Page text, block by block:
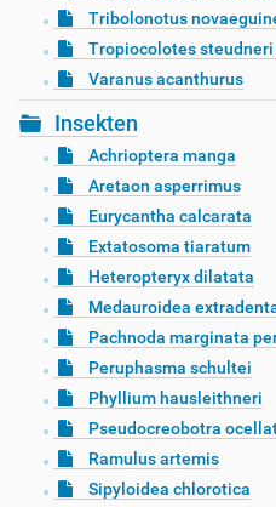
Tribolonotus
Tropiocolotes
Varanus acanthurus
Insekten
Achrioptera manga
Aretaon asperrimus
Eurycantha calcarata
Extatosoma tiaratum
Heteropteryx dilatata
Medauroidea
Pachnoda marginata
Peruphasma schultei
Phyllium hausleithneri
Pseudocreobotra
Ramulus artemis
Sipyloidea chlorotica